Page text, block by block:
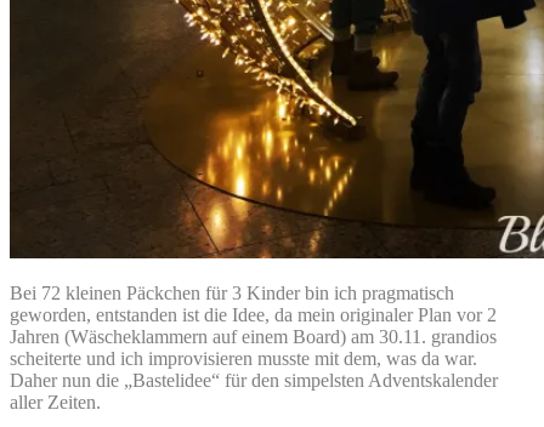
Bei 72 kleinen Päckchen für 3 Kinder bin ich pragmatisch
geworden, entstanden ist die Idee, da mein originaler Plan vor 2
Jahren (Wäscheklammern auf einem Board) am 30.11. grandios
scheiterte und ich improvisieren musste mit dem, was da war.
Daher nun die „Bastelidee“ für den simpelsten Adventskalender
aller Zeiten.